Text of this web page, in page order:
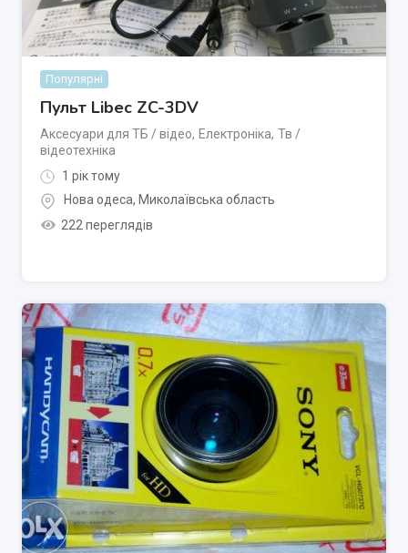
Популярні
Пульт Libec ZC-3DV
Аксесуари для ТБ / відео, Електроніка, Тв /
відеотехніка
1 рік тому
Нова одеса, Миколаївська область
222 переглядів